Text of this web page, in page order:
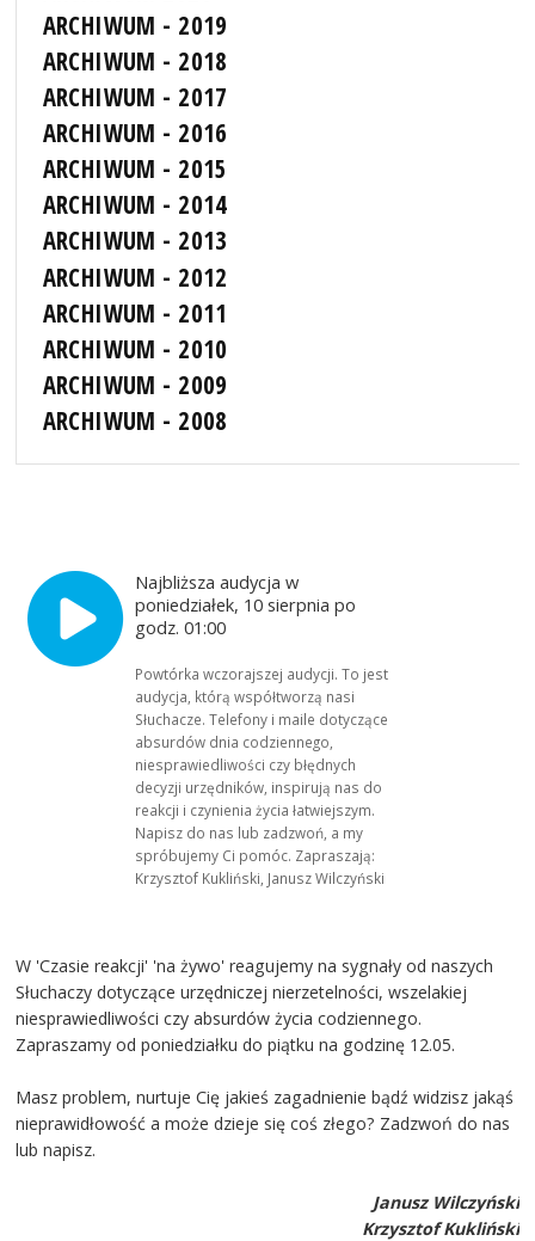
ARCHIWUM - 2019
ARCHIWUM - 2018
ARCHIWUM - 2017
ARCHIWUM - 2016
ARCHIWUM - 2015
ARCHIWUM - 2014
ARCHIWUM - 2013
ARCHIWUM - 2012
ARCHIWUM - 2011
ARCHIWUM - 2010
ARCHIWUM - 2009
ARCHIWUM - 2008
Najbliższa audycja w
poniedziałek, 10 sierpnia po
godz. 01:00
Powtórka wczorajszej audycji. To jest
audycja, którą współtworzą nasi
Słuchacze. Telefony i maile dotyczące
absurdów dnia codziennego,
niesprawiedliwości czy błędnych
decyzji urzędników, inspirują nas do
reakcji i czynienia życia łatwiejszym.
Napisz do nas lub zadzwoń, a my
spróbujemy Ci pomóc. Zapraszają:
Krzysztof Kukliński, Janusz Wilczyński
W 'Czasie reakcji' 'na żywo' reagujemy na sygnały od naszych
Słuchaczy dotyczące urzędniczej nierzetelności, wszelakiej
niesprawiedliwości czy absurdów życia codziennego.
Zapraszamy od poniedziałku do piątku na godzinę 12.05.
Masz problem, nurtuje Cię jakieś zagadnienie bądź widzisz jakąś
nieprawidłowość a może dzieje się coś złego? Zadzwoń do nas
lub napisz.
Janusz Wilczyński
Krzysztof Kukliński